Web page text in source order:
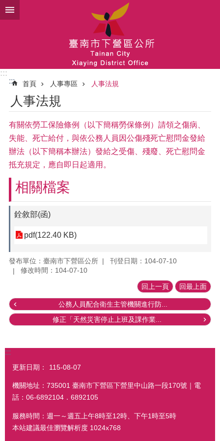
跳到主要內容區塊
:::
:::
首頁 人事專區 人事法規
人事法規
有關依勞工保險條例（以下簡稱勞保條例）請領之傷病、
失能、死亡給付，與依公務人員因公傷殘死亡慰問金發給
辦法（以下簡稱本辦法）發給之受傷、殘廢、死亡慰問金
抵充規定，應自即日起適用。
相關檔案
銓敘部(函)
pdf(122.40 KB)
發布單位：臺南市下營區公所
刊登日期：104-07-10
修改時間：104-07-10
回上一頁 回最上面
公務人員配合衛生主管機關進行防...
修正「天然災害停止上班及課作業...
:::
更新日期： 115-08-07
機關地址：735001 臺南市下營區下營里中山路一段170號｜電
話：06-6892104．6892105
服務時間：週一～週五上午8時至12時、下午1時至5時
本站建議最佳瀏覽解析度 1024x768